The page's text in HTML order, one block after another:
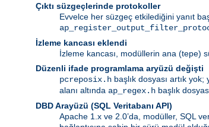
Çıktı süzgeçlerinde protokoller
Evvelce her süzgeç etkilediğini yanıt
İzleme kancası eklendi
İzleme kancası, modüllerin ana (tepe)
Düzenli ifade programlama aryüzü değişti
pcreposix.h başlık dosyası artık yok;
alanı altında ap_regex.h başlık
DBD Arayüzü (SQL Veritabanı API)
Apache 1.x ve 2.0’da, modüller, SQL